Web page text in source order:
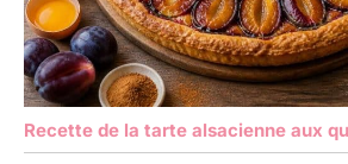
Recette de la tarte alsacienne aux